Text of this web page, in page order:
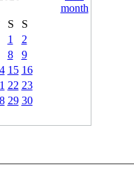
S
S
1
2
8
9
15 16
22 23
29 30